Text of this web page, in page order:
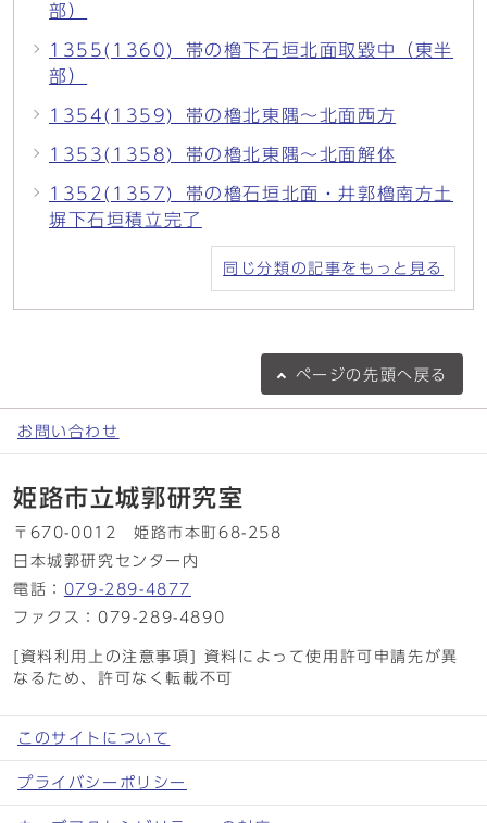
部）
1355(1360)_帯の櫓下石垣北面取毀中（東半
部）
1354(1359)_帯の櫓北東隅～北面西方
1353(1358)_帯の櫓北東隅～北面解体
1352(1357)_帯の櫓石垣北面・井郭櫓南方土
塀下石垣積立完了
同じ分類の記事をもっと見る
ページの 先頭へ戻る
お問い合わせ
姫路市立城郭研究室
〒670-0012 姫路市本町68-258
日本城郭研究センター内
電話： 079-289-4877
ファクス：079-289-4890
[資料利用上の注意事項] 資料によって使用許可申請先が異
なるため、許可なく転載不可
このサイトについて
プライバシーポリシー